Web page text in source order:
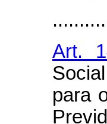
Art.
para